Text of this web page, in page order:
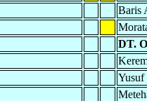
Baris
DT.
Yusuf